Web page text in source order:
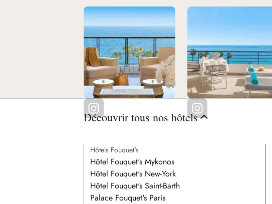
Découvrir tous nos hôtels
Hôtels Fouquet's
Hôtel Fouquet's Mykonos
Hôtel Fouquet's New-York
Hôtel Fouquet's Saint-Barth
Palace Fouquet's Paris